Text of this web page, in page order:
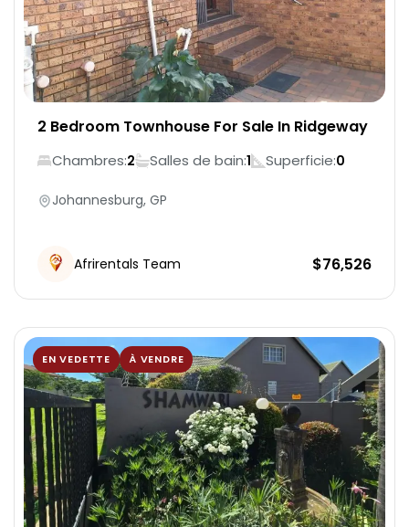
Geyser
Air Conditions
2 Bedroom Townhouse For Sale In Ridgeway
Chambres:2 Salles de bain:1 Superficie:0
Johannesburg, GP
Afrirentals Team $76,526
EN VEDETTE À VENDRE